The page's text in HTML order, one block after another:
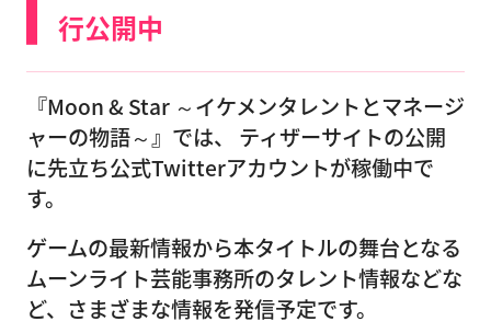
行公開中
『Moon & Star ～イケメンタレントとマネージ
ャーの物語～』では、 ティザーサイトの公開
に先立ち公式Twitterアカウントが稼働中で
す。
ゲームの最新情報から本タイトルの舞台となる
ムーンライト芸能事務所のタレント情報などな
ど、さまざまな情報を発信予定です。